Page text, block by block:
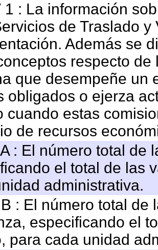
1 : La información
de Traslado
Además se
respecto
que desempeñe un
obligados o ejerza
cuando estas
de recursos
: El número total de
el total de las
administrativa.
: El número total de
especificando el
para cada unidad